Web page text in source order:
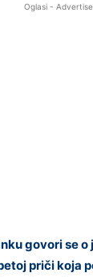
Oglasi -
govori se
priči koja